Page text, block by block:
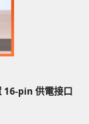
16-pin 供電接口